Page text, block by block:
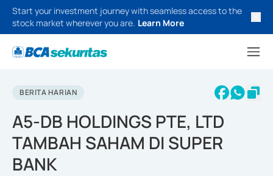
Start your investment journey with seamless access to the
stock market wherever you are. Learn More
BERITA HARIAN
A5-DB HOLDINGS PTE, LTD
TAMBAH SAHAM DI SUPER
BANK